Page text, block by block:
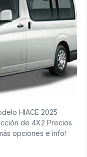
HIACE 2025
de 4X2 Precios
opciones e info!